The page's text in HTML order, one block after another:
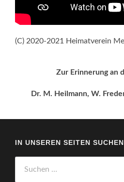
(C) 2020-2021 Heimatverein
Zur Erinnerung an
Dr. M. Heilmann, W.
IN UNSEREN SEITEN SUCHEN
nach: